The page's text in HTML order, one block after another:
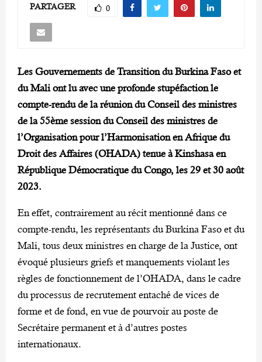
PARTAGER 0
Les Gouvernements de Transition du Burkina Faso et
du Mali ont lu avec une profonde stupéfaction le
compte-rendu de la réunion du Conseil des ministres
de la 55ème session du Conseil des ministres de
l’Organisation pour l’Harmonisation en Afrique du
Droit des Affaires (OHADA) tenue à Kinshasa en
République Démocratique du Congo, les 29 et 30 août
2023.
En effet, contrairement au récit mentionné dans ce
compte-rendu, les représentants du Burkina Faso et du
Mali, tous deux ministres en charge de la Justice, ont
évoqué plusieurs griefs et manquements violant les
règles de fonctionnement de l’OHADA, dans le cadre
du processus de recrutement entaché de vices de
forme et de fond, en vue de pourvoir au poste de
Secrétaire permanent et à d’autres postes
internationaux.